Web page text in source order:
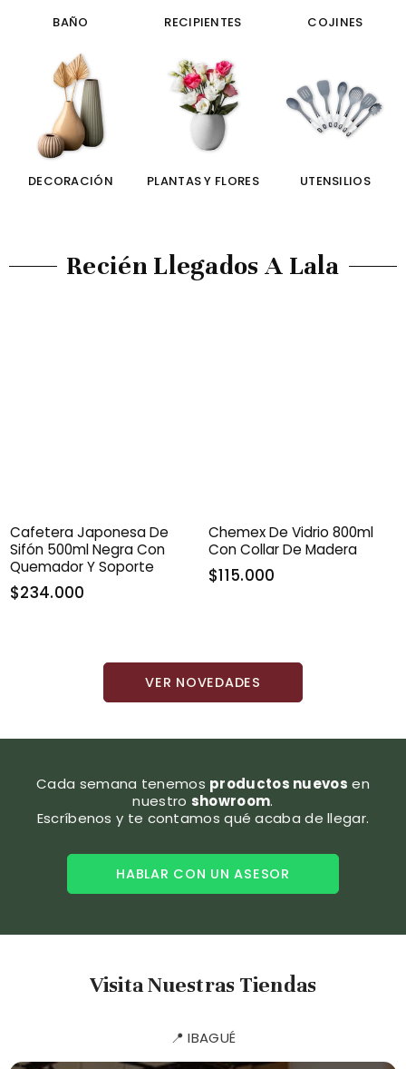
BAÑO RECIPIENTES COJINES
DECORACIÓN PLANTAS Y FLORES UTENSILIOS
Recién Llegados A Lala
Cafetera Japonesa De
Sifón 500ml Negra Con
Quemador Y Soporte
$234.000
Chemex De Vidrio 800ml
Con Collar De Madera
$115.000
VER NOVEDADES
Cada semana tenemos productos nuevos en
nuestro showroom.
Escríbenos y te contamos qué acaba de llegar.
HABLAR CON UN ASESOR
Visita Nuestras Tiendas
📍 IBAGUÉ